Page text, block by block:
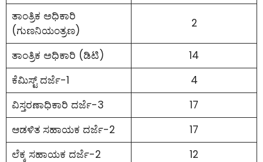
ತಾಂತ್ರಿಕ ಅಧಿಕಾರಿ
(ಗುಣನಿಯಂತ್ರಣ)
2
ತಾಂತ್ರಿಕ ಅಧಿಕಾರಿ (ಡಿಟಿ)
14
ಕೆಮಿಸ್ಟ್ ದರ್ಜೆ-1
4
ವಿಸ್ತರಣಾಧಿಕಾರಿ ದರ್ಜೆ-3
17
ಆಡಳಿತ ಸಹಾಯಕ ದರ್ಜೆ-2
17
ಲೆಕ್ಕ ಸಹಾಯಕ ದರ್ಜೆ-2
12